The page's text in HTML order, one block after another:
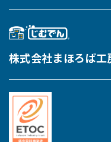
株式会社まほろば工